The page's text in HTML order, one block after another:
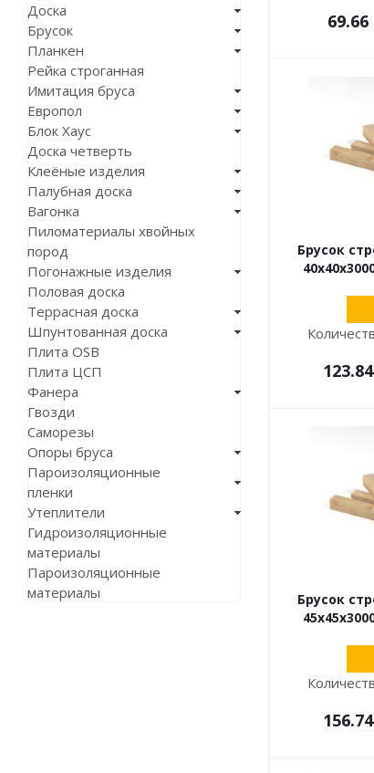
69.66
Брусок
123.84
Брусок
156.74
Доска
Брусок
Планкен
Рейка строганная
Имитация бруса
Европол
Блок Хаус
Доска четверть
Клеёные изделия
Палубная доска
Вагонка
Пиломатериалы хвойных
пород
Погонажные изделия
Половая доска
Террасная доска
Шпунтованная доска
Плита OSB
Плита ЦСП
Фанера
Гвозди
Саморезы
Опоры бруса
Пароизоляционные
пленки
Утеплители
Гидроизоляционные
материалы
Пароизоляционные
материалы